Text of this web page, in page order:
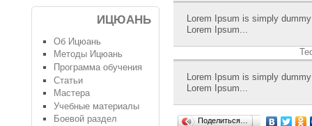
Lorem Ipsum is simply
Lorem Ipsum...
Lorem Ipsum is simply
Lorem Ipsum...
Поделиться…
ИЦЮАНЬ
Об Ицюань
Методы Ицюань
Программа обучения
Статьи
Мастера
Учебные материалы
Боевой раздел